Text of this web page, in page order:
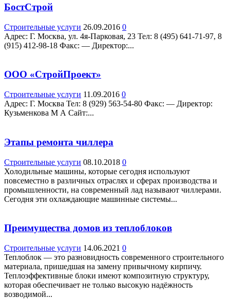
БостСтрой
Строительные услуги 26.09.2016 0
Адрес: Г. Москва, ул. 4я-Парковая, 23 Teл: 8 (495) 641-71-97, 8
(915) 412-98-18 Факс: — Директор:...
ООО «СтройПроект»
Строительные услуги 11.09.2016 0
Адрес: Г. Москва Teл: 8 (929) 563-54-80 Факс: — Директор:
Кузьменкова М А Сайт:...
Этапы ремонта чиллера
Строительные услуги 08.10.2018 0
Холодильные машины, которые сегодня используют
повсеместно в различных отраслях и сферах производства и
промышленности, на современный лад называют чиллерами.
Сегодня эти охлаждающие машинные системы...
Преимущества домов из теплоблоков
Строительные услуги 14.06.2021 0
Теплоблок — это разновидность современного строительного
материала, пришедшая на замену привычному кирпичу.
Теплоэффективные блоки имеют композитную структуру,
которая обеспечивает не только высокую надёжность
возводимой...